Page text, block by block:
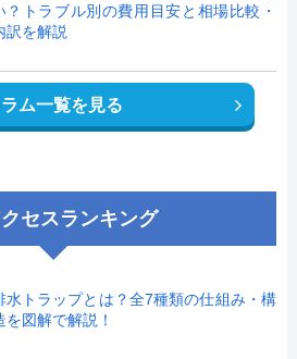
？トラブル別の費用目安と相場比較・
訳を解説
ム一覧を見る
セスランキング
水トラップとは？全7種類の仕組み・構
を図解で解説！